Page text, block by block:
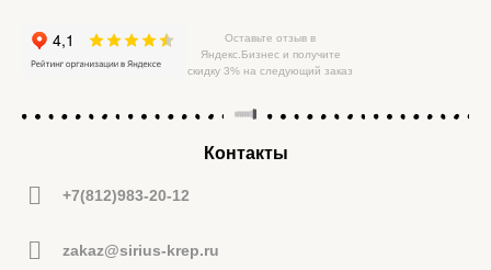
Оставьте отзыв в
Яндекс.Бизнес и получите
скидку 3% на следующий заказ
Контакты
+7(812)983-20-12
zakaz@sirius-krep.ru